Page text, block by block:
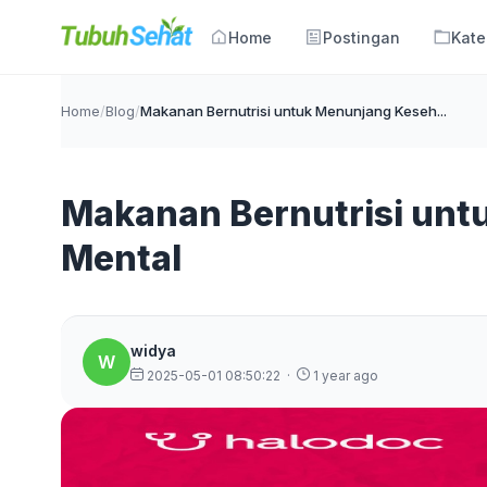
Home Postingan
Home/Blog/Makanan Bernutrisi untuk Menunjang Keseh...
Makanan Bernutrisi
Mental
W
widya
2025-05-01 08:50:22 · 1 year ago